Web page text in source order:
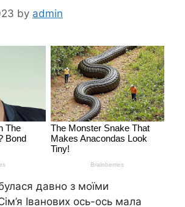
by admin
давно з моїми
Іванових ось-ось мала